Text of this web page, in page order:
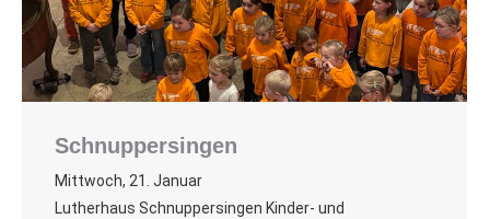
Schnuppersingen
Mittwoch, 21. Januar
Lutherhaus Schnuppersingen Kinder- und